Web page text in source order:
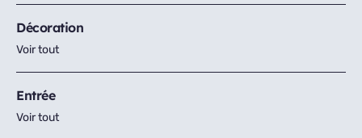
Décoration
Voir tout
Entrée
Voir tout